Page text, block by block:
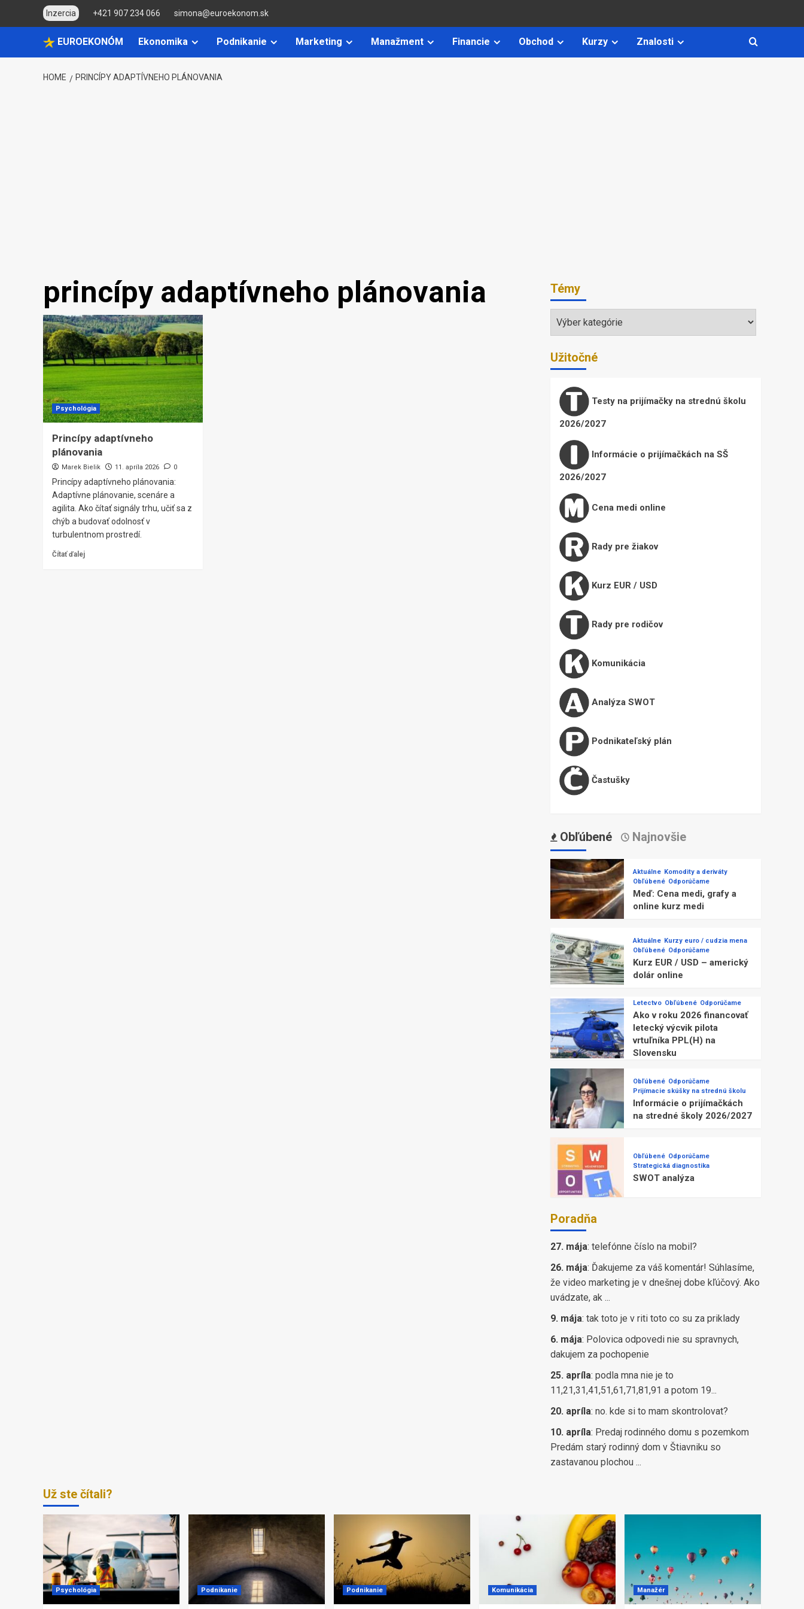
Inzercia +421 907 234 066 simona@euroekonom.sk
EUROEKONÓM Ekonomika Podnikanie Marketing Manažment Financie Obchod Kurzy Znalosti
HOME PRINCÍPY ADAPTÍVNEHO PLÁNOVANIA
princípy adaptívneho plánovania
Psychológia
Princípy adaptívneho
plánovania
Marek Bielik 11. apríla 2026 0
Princípy adaptívneho plánovania:
Adaptívne plánovanie, scenáre a
agilita. Ako čítať signály trhu, učiť sa z
chýb a budovať odolnosť v
turbulentnom prostredí.
Čítať ďalej
Témy
Témy
Užitočné
Testy na prijímačky na strednú školu
2026/2027
Informácie o prijímačkách na SŠ
2026/2027
Cena medi online
Rady pre žiakov
Kurz EUR / USD
Rady pre rodičov
Komunikácia
Analýza SWOT
Podnikateľský plán
Častušky
Obľúbené Najnovšie
Aktuálne Komodity a deriváty
Obľúbené Odporúčame
Meď: Cena medi, grafy a
online kurz medi
Aktuálne Kurzy euro / cudzia mena
Obľúbené Odporúčame
Kurz EUR / USD – americký
dolár online
Letectvo Obľúbené Odporúčame
Ako v roku 2026 financovať
letecký výcvik pilota
vrtuľníka PPL(H) na
Slovensku
Obľúbené Odporúčame
Prijímacie skúšky na strednú školu
Informácie o prijímačkách
na stredné školy 2026/2027
Obľúbené Odporúčame
Strategická diagnostika
SWOT analýza
Poradňa
27. mája: telefónne číslo na mobil?
26. mája: Ďakujeme za váš komentár! Súhlasíme,
že video marketing je v dnešnej dobe kľúčový. Ako
uvádzate, ak ...
9. mája: tak toto je v riti toto co su za priklady
6. mája: Polovica odpovedi nie su spravnych,
dakujem za pochopenie
25. apríla: podla mna nie je to
11,21,31,41,51,61,71,81,91 a potom 19...
20. apríla: no. kde si to mam skontrolovat?
10. apríla: Predaj rodinného domu s pozemkom
Predám starý rodinný dom v Štiavniku so
zastavanou plochou ...
Už ste čítali?
Psychológia Podnikanie Podnikanie Komunikácia Manažér